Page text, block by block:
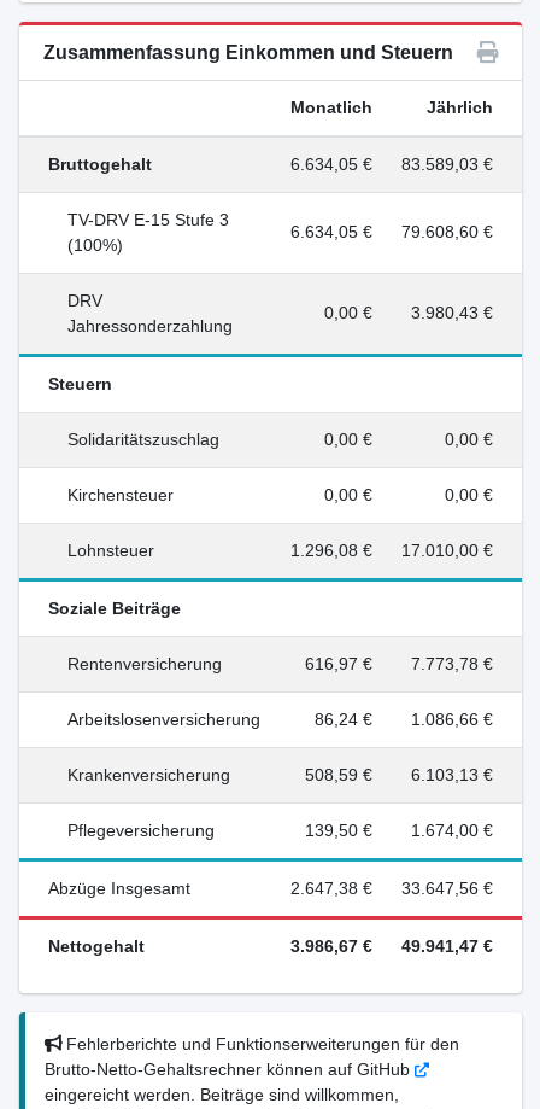
Zusammenfassung Einkommen und Steuern
Monatlich Jährlich
Bruttogehalt 6.634,05 € 83.589,03 €
TV-DRV E-15 Stufe 3
(100%)
6.634,05 € 79.608,60 €
DRV
Jahressonderzahlung
0,00 € 3.980,43 €
Steuern
Solidaritätszuschlag 0,00 € 0,00 €
Kirchensteuer 0,00 € 0,00 €
Lohnsteuer 1.296,08 € 17.010,00 €
Soziale Beiträge
Rentenversicherung 616,97 € 7.773,78 €
Arbeitslosenversicherung 86,24 € 1.086,66 €
Krankenversicherung 508,59 € 6.103,13 €
Pflegeversicherung 139,50 € 1.674,00 €
Abzüge Insgesamt 2.647,38 € 33.647,56 €
Nettogehalt 3.986,67 € 49.941,47 €
Fehlerberichte und Funktionserweiterungen für den
Brutto-Netto-Gehaltsrechner können auf GitHub
eingereicht werden. Beiträge sind willkommen,